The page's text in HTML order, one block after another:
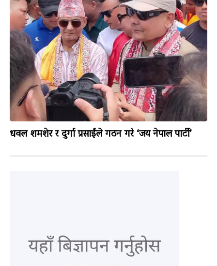
धवल शमशेर र दुर्गा प्रसाईंले गठन गरे ‘जय नेपाल पार्टी’